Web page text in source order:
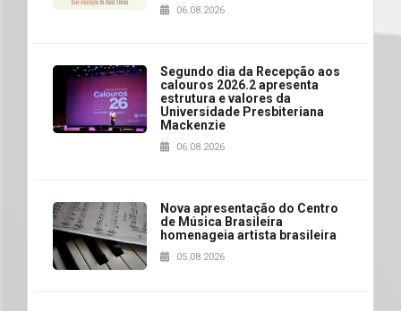
06.08.2026
Segundo dia da Recepção aos
calouros 2026.2 apresenta
estrutura e valores da
Universidade Presbiteriana
Mackenzie
06.08.2026
Nova apresentação do Centro
de Música Brasileira
homenageia artista brasileira
05.08.2026